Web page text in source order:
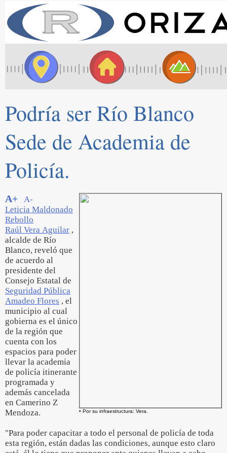
Podría ser Río Blanco
Sede de Academia de
Policía.
• Por su infraestructura: Vera.
A+
A-
Leticia Maldonado
Rebollo
Raúl Vera Aguilar ,
alcalde de Río
Blanco, reveló que
de acuerdo al
presidente del
Consejo Estatal de
Seguridad Pública
Amadeo Flores , el
municipio al cual
gobierna es el único
de la región que
cuenta con los
espacios para poder
llevar la academia
de policía itinerante
programada y
además cancelada
en Camerino Z
Mendoza.
"Para poder capacitar a todo el personal de policía de toda
esta región, están dadas las condiciones, aunque esto claro